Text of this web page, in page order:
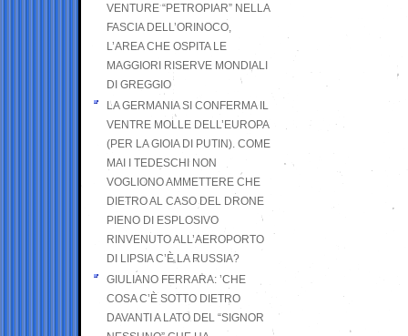
VENTURE “PETROPIAR” NELLA
FASCIA DELL’ORINOCO,
L’AREA CHE OSPITA LE
MAGGIORI RISERVE MONDIALI
DI GREGGIO
LA GERMANIA SI CONFERMA IL
VENTRE MOLLE DELL’EUROPA
(PER LA GIOIA DI PUTIN). COME
MAI I TEDESCHI NON
VOGLIONO AMMETTERE CHE
DIETRO AL CASO DEL DRONE
PIENO DI ESPLOSIVO
RINVENUTO ALL’AEROPORTO
DI LIPSIA C’È LA RUSSIA?
GIULIANO FERRARA: ’CHE
COSA C’È SOTTO DIETRO
DAVANTI A LATO DEL “SIGNOR